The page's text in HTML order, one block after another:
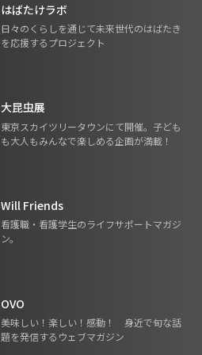
はばたけラボ
日々のくらしを通じて未来世代のはばたき
を応援するプロジェクト
大昆虫展
東京スカイツリータウンにて開催。子ども
も大人もみんなで楽しめる企画が満載！
Will Friends
看護職・看護学生のライフサポートマガジ
ン。
OVO
美味しい！楽しい！感動！ 身近で旬な話
題を発信するウェブマガジン